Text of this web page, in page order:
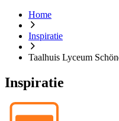
Home
Inspiratie
Taalhuis Lyceum
Inspiratie